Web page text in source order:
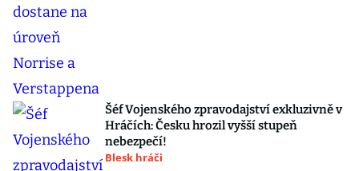
Šéf Vojenského zpravodajství exkluzivně v
Hráčích: Česku hrozil vyšší stupeň
nebezpečí!
Blesk hráči